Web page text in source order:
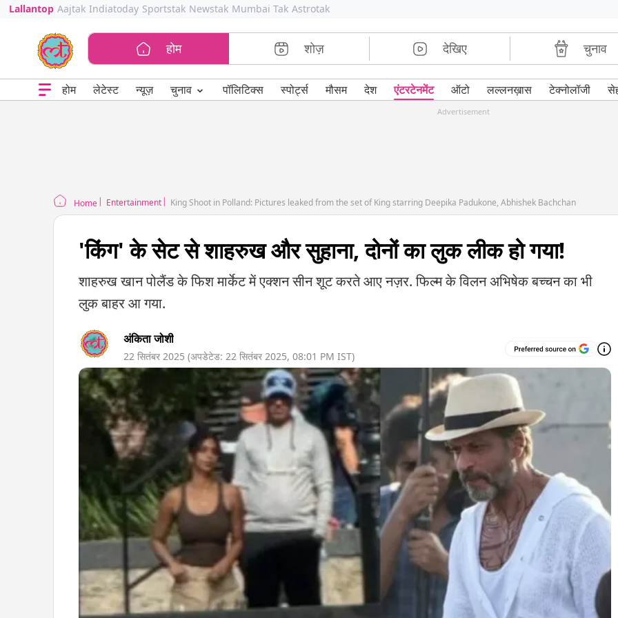
Lallantop Aajtak Indiatoday Sportstak Newstak Mumbai Tak Astrotak
होम शोज़ देखिए चुनाव
होम लेटेस्ट न्यूज़ चुनाव ⌄ पॉलिटिक्स स्पोर्ट्स मौसम देश एंटरटेनमेंट ऑटो लल्लनख़ास टेक्नोलॉजी
Advertisement
Home Entertainment King Shoot in Polland: Pictures leaked from the set of King starring Deepika Padukone, Abhishek Bachchan
'किंग' के सेट से शाहरुख और सुहाना, दोनों का लुक लीक हो गया!
शाहरुख खान पोलैंड के फिश मार्केट में एक्शन सीन शूट करते आए नज़र. फिल्म के विलन अभिषेक बच्चन का भी
लुक बाहर आ गया.
अंकिता जोशी
22 सितंबर 2025 (अपडेटेड: 22 सितंबर 2025, 08:01 PM IST)